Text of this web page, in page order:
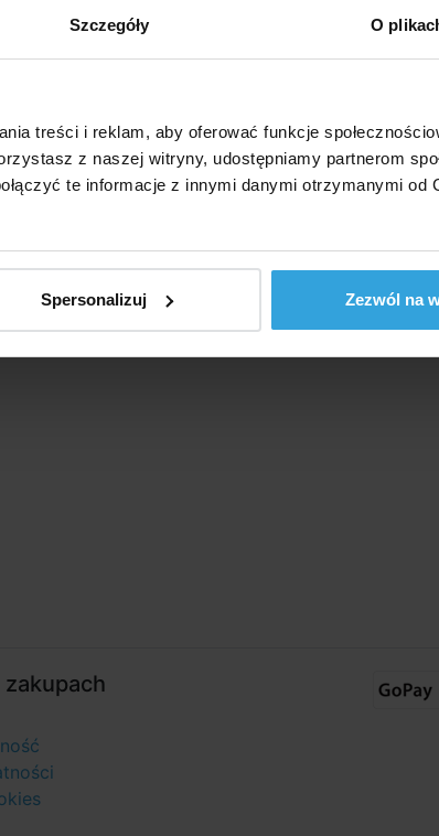
Szczegóły O
treści i reklam, aby oferować funkcje
z naszej witryny, udostępniamy partnerom
te informacje z innymi danymi otrzymanymi od
Spersonalizuj Zezwól na